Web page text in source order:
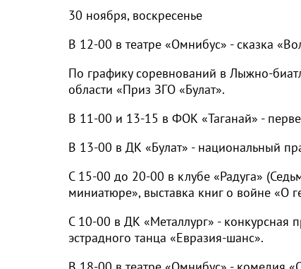
30 ноября, воскресенье
В 12-00 в театре «Омнибус» - сказка
По графику соревнований в Лыжно-
области «Приз ЗГО «Булат».
В 11-00 и 13-15 в ФОК «Таганай» -
В 13-00 в ДК «Булат» - национальный
С 15-00 до 20-00 в клубе «Радуга»
миниатюре», выставка книг о войне «О
С 10-00 в ДК «Металлург» - конкурсная
эстрадного танца «Евразия-шанс».